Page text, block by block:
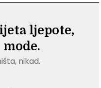
ljepote,
nikad.